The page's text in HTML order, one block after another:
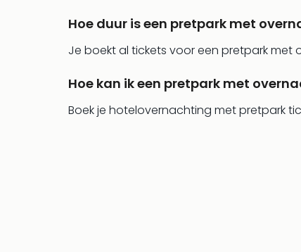
Hoe duur is een pretpark met
Je boekt al tickets voor een pretpark met
Hoe kan ik een pretpark met
Boek je hotelovernachting met pretpark